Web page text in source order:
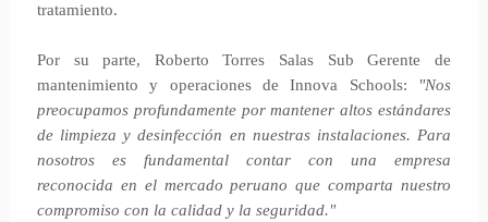
tratamiento.
Por su parte, Roberto Torres Salas Sub Gerente de
mantenimiento y operaciones de Innova Schools:
"Nos
preocupamos profundamente por mantener altos estándares
de limpieza y desinfección en nuestras instalaciones. Para
nosotros es fundamental contar con una empresa
reconocida en el mercado peruano que comparta nuestro
compromiso con la calidad y la seguridad."